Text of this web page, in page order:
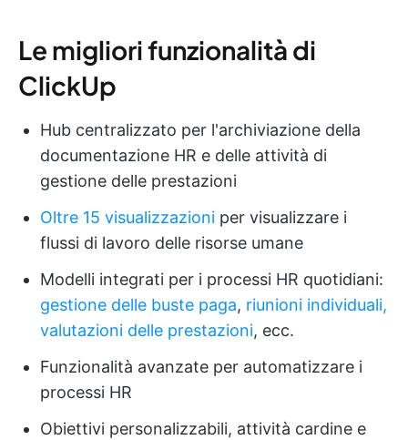
Le migliori funzionalità di
ClickUp
Hub centralizzato per l'archiviazione della
documentazione HR e delle attività di
gestione delle prestazioni
Oltre 15 visualizzazioni per visualizzare i
flussi di lavoro delle risorse umane
Modelli integrati per i processi HR quotidiani:
gestione delle buste paga, riunioni individuali,
valutazioni delle prestazioni, ecc.
Funzionalità avanzate per automatizzare i
processi HR
Obiettivi personalizzabili, attività cardine e